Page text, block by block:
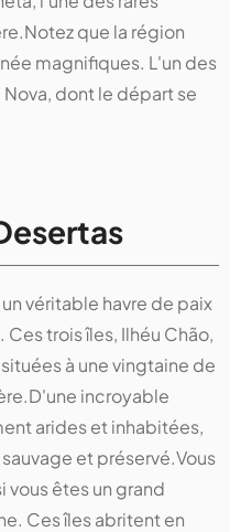
que la région
magnifiques. L'un des
dont le départ se
véritable havre de paix
trois îles, Ilhéu Chão,
à une vingtaine de
incroyable
arides et inhabitées,
et préservé.Vous
vous êtes un grand
Ces îles abritent en